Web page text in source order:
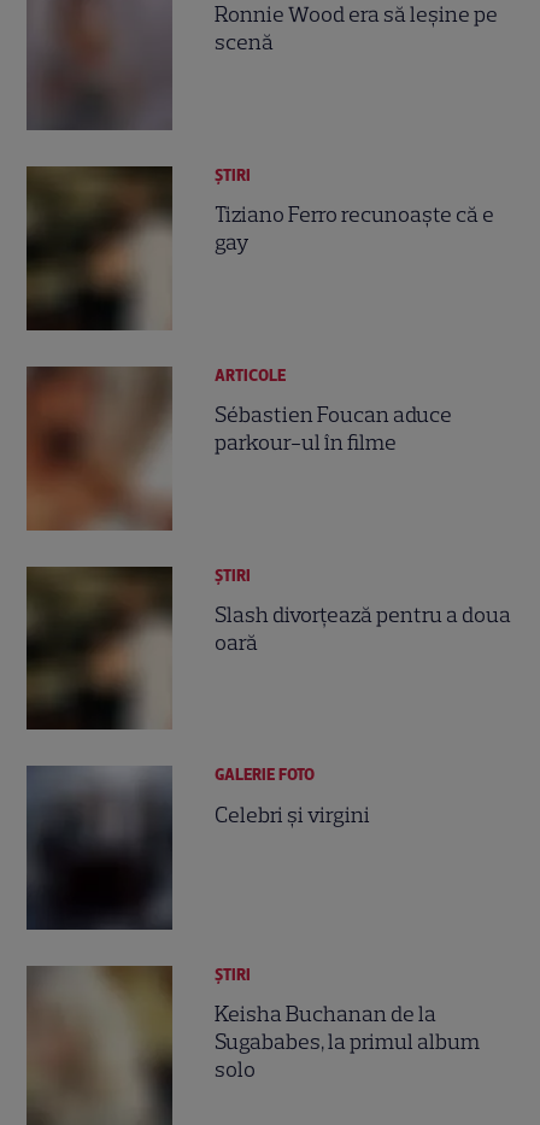
Ronnie Wood era să leşine pe
scenă
ȘTIRI
Tiziano Ferro recunoaşte că e
gay
ARTICOLE
Sébastien Foucan aduce
parkour-ul în filme
ȘTIRI
Slash divorţează pentru a doua
oară
GALERIE FOTO
Celebri şi virgini
ȘTIRI
Keisha Buchanan de la
Sugababes, la primul album
solo